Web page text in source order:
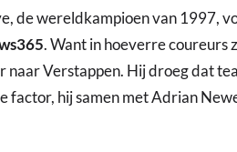
de wereldkampioen van 1997,
. Want in hoeverre coureurs
naar Verstappen. Hij droeg dat
factor, hij samen met Adrian